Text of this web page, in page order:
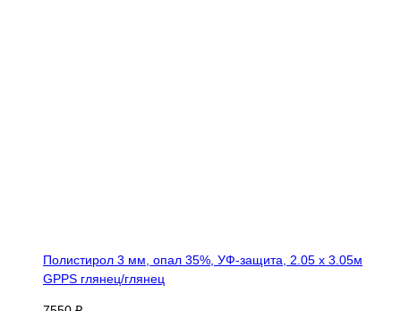
Полистирол 3 мм, опал 35%, УФ-защита, 2.05 х 3.05м
GPPS глянец/глянец